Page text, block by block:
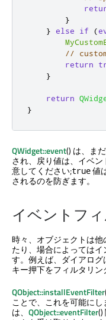
}
} else if (
//
return
}
return
}
QWidget::event() は、ま
され、戻り値は、イベ
意してください;true値
されるのを防ぎます。
イベントフ
時々、オブジェクトは
たり、場合によっては
す。例えば、ダイアロ
キー押下をフィルタリン
QObject::installEventFilter
ことで、これを可能に
は、 QObject::eventFilter()